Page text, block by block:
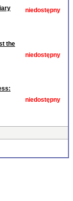
niedostępny
the
niedostępny
niedostępny